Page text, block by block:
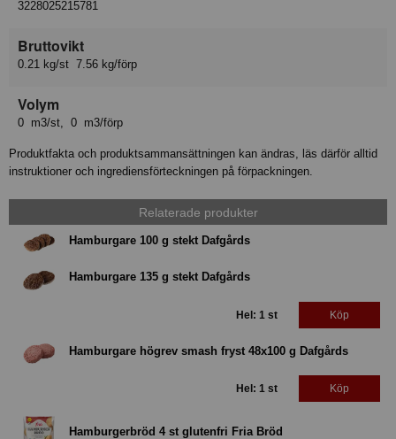
3228025215781
Bruttovikt
0.21 kg/st 7.56 kg/förp
Volym
0 m3/st, 0 m3/förp
Produktfakta och produktsammansättningen kan ändras, läs därför alltid
instruktioner och ingrediensförteckningen på förpackningen.
Relaterade produkter
Hamburgare 100 g stekt Dafgårds
Hamburgare 135 g stekt Dafgårds
Hel: 1 st Köp
Hamburgare högrev smash fryst 48x100 g Dafgårds
Hel: 1 st Köp
Hamburgerbröd 4 st glutenfri Fria Bröd